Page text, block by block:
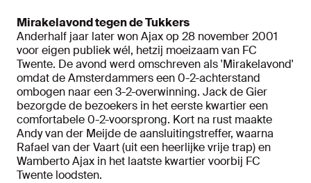
Mirakelavond tegen de Tukkers
Anderhalf jaar later won Ajax op 28 november 2001
voor eigen publiek wél, hetzij moeizaam van FC
Twente. De avond werd omschreven als 'Mirakelavond'
omdat de Amsterdammers een 0-2-achterstand
ombogen naar een 3-2-overwinning. Jack de Gier
bezorgde de bezoekers in het eerste kwartier een
comfortabele 0-2-voorsprong. Kort na rust maakte
Andy van der Meijde de aansluitingstreffer, waarna
Rafael van der Vaart (uit een heerlijke vrije trap) en
Wamberto Ajax in het laatste kwartier voorbij FC
Twente loodsten.